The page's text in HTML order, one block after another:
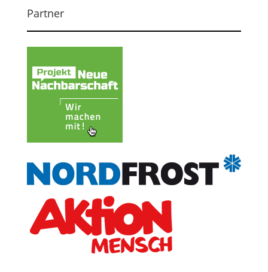
Partner